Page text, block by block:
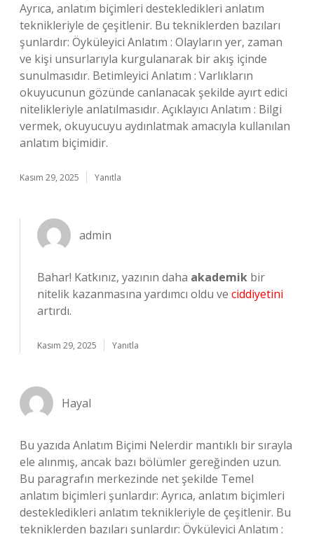
Ayrıca, anlatım biçimleri destekledikleri anlatım
teknikleriyle de çeşitlenir. Bu tekniklerden bazıları
şunlardır: Öyküleyici Anlatım : Olayların yer, zaman
ve kişi unsurlarıyla kurgulanarak bir akış içinde
sunulmasıdır. Betimleyici Anlatım : Varlıkların
okuyucunun gözünde canlanacak şekilde ayırt edici
nitelikleriyle anlatılmasıdır. Açıklayıcı Anlatım : Bilgi
vermek, okuyucuyu aydınlatmak amacıyla kullanılan
anlatım biçimidir.
Kasım 29, 2025 Yanıtla
admin
Bahar! Katkınız, yazının daha akademik bir
nitelik kazanmasına yardımcı oldu ve ciddiyetini
artırdı.
Kasım 29, 2025 Yanıtla
Hayal
Bu yazıda Anlatım Biçimi Nelerdir mantıklı bir sırayla
ele alınmış, ancak bazı bölümler gereğinden uzun.
Bu paragrafın merkezinde net şekilde Temel
anlatım biçimleri şunlardır: Ayrıca, anlatım biçimleri
destekledikleri anlatım teknikleriyle de çeşitlenir. Bu
tekniklerden bazıları şunlardır: Öyküleyici Anlatım :